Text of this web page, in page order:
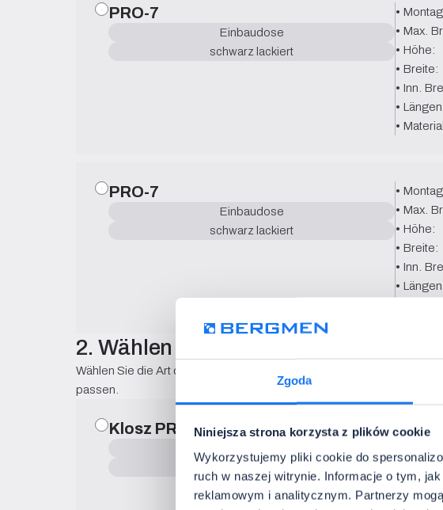
Zgoda
Niniejsza strona korzysta z plików cookie
Wykorzystujemy pliki cookie do
ruch w naszej witrynie. Informacje o tym,
reklamowym i analitycznym. Partnerzy
PRO-7
Einbaudose
schwarz lackiert
•
• Max.
• Höhe:
• Breite:
• Inn.
•
•
PRO-7
Einbaudose
schwarz lackiert
•
• Max.
• Höhe:
• Breite:
• Inn.
•
2. Wählen Sie den Lampenschirm aus
Wählen Sie die Art des Leuchtenschirms und den Lichteffekt, die zu
passen.
Klosz PRO-7
zum Profil PRO-7
opalfarben
• Typ:
•
•
• Breite: